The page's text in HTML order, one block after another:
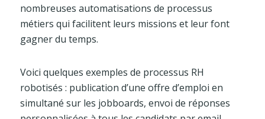
nombreuses automatisations de processus
métiers qui facilitent leurs missions et leur font
gagner du temps.
Voici quelques exemples de processus RH
robotisés : publication d’une offre d’emploi en
simultané sur les jobboards, envoi de réponses